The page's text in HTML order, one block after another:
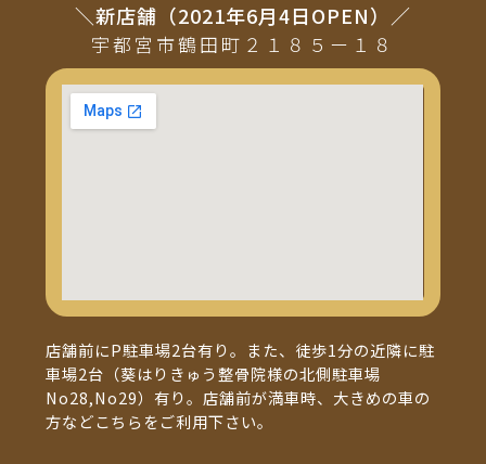
＼新店舗（2021年6月4日OPEN）／
宇都宮市鶴田町２１８５ー１８
店舗前にP駐車場2台有り。また、徒歩1分の近隣に駐
車場2台（葵はりきゅう整骨院様の北側駐車場
No28,No29）有り。店舗前が満車時、大きめの車の
方などこちらをご利用下さい。